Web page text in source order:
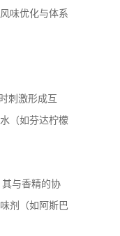
味优化与体系
刺激形成互
（如芬达柠檬
与香精的协
剂（如阿斯巴